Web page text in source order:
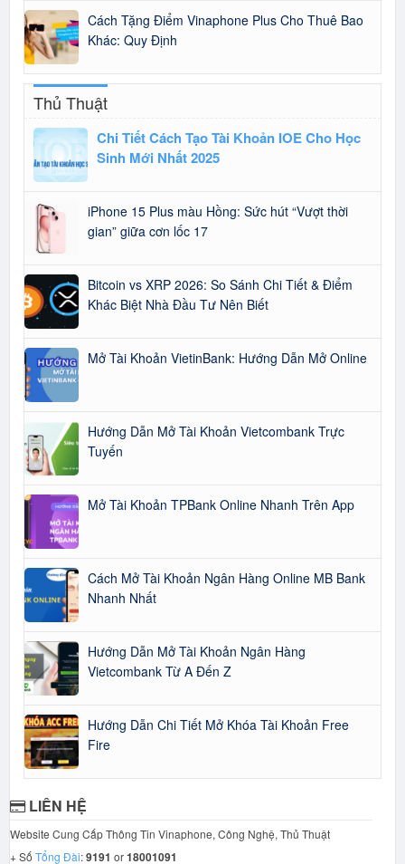
Cách Tặng Điểm Vinaphone Plus Cho Thuê Bao
Khác: Quy Định
Thủ Thuật
Chi Tiết Cách Tạo Tài Khoản IOE Cho Học
Sinh Mới Nhất 2025
iPhone 15 Plus màu Hồng: Sức hút “Vượt thời
gian” giữa cơn lốc 17
Bitcoin vs XRP 2026: So Sánh Chi Tiết & Điểm
Khác Biệt Nhà Đầu Tư Nên Biết
Mở Tài Khoản VietinBank: Hướng Dẫn Mở Online
Hướng Dẫn Mở Tài Khoản Vietcombank Trực
Tuyến
Mở Tài Khoản TPBank Online Nhanh Trên App
Cách Mở Tài Khoản Ngân Hàng Online MB Bank
Nhanh Nhất
Hướng Dẫn Mở Tài Khoản Ngân Hàng
Vietcombank Từ A Đến Z
Hướng Dẫn Chi Tiết Mở Khóa Tài Khoản Free
Fire
LIÊN HỆ
Website Cung Cấp Thông Tin Vinaphone, Công Nghệ, Thủ Thuật
+ Số Tổng Đài:9191 or18001091